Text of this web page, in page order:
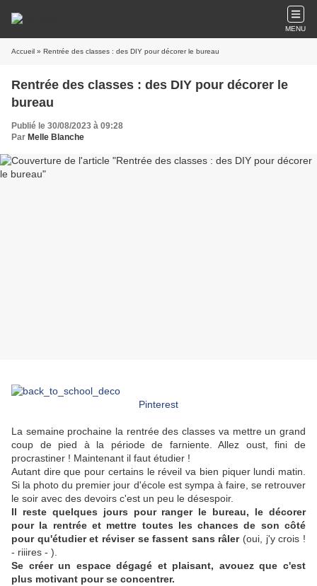
MENU
Accueil » Rentrée des classes : des DIY pour décorer le bureau
Rentrée des classes : des DIY pour décorer le
bureau
Publié le 30/08/2023 à 09:28
Par Melle Blanche
Pinterest
La semaine prochaine la rentrée des classes va mettre un grand
coup de pied à la période de farniente. Allez oust, fini de
procrastiner ! Maintenant il faut étudier !
Autant dire que pour certains le réveil va bien piquer lundi matin.
Si la photo du premier jour d'école est sympa à faire, se retrouver
le soir avec des devoirs c'est un peu le désespoir.
Il reste quelques jours pour ranger le bureau, le décorer
pour la rentrée et mettre toutes les chances de son côté
pour qu'étudier et réviser se fassent sans râler(oui, j'y crois !
- riiires - ).
Se créer un espace dégagé et plaisant, avouez que c'est
plus motivant pour se concentrer.